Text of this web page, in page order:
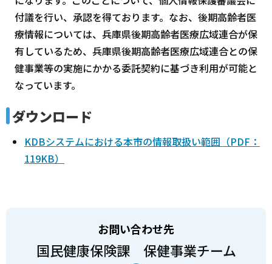
付議を行い、承認を得ております。なお、後期高齢者医
療情報については、兵庫県後期高齢者医療広域連合が保
有しているため、兵庫県後期高齢者医療広域連合との保
健事業等の実施にかかる委託契約に基づき利用が可能と
なっています。
ダウンロード
KDBシステムにおける本市の情報取扱い範囲（PDF：
119KB）
お問い合わせ先
国民健康保険課 保健事業チーム